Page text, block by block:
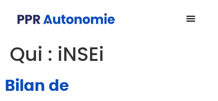
Qui : iNSEi
Bilan de